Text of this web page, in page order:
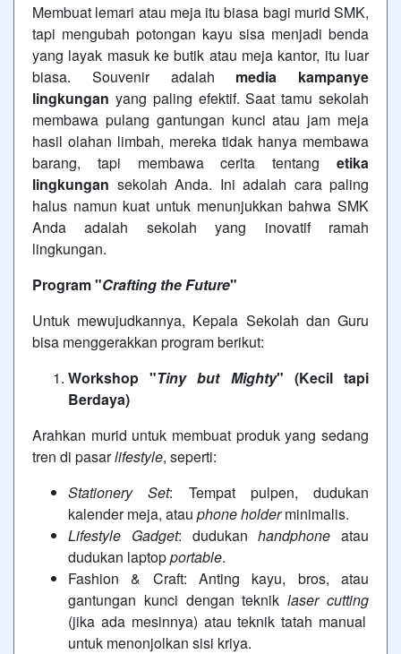
Membuat lemari atau meja itu biasa bagi murid SMK,
tapi mengubah potongan kayu sisa menjadi benda
yang layak masuk ke butik atau meja kantor, itu luar
biasa. Souvenir adalah media kampanye
lingkungan yang paling efektif. Saat tamu sekolah
membawa pulang gantungan kunci atau jam meja
hasil olahan limbah, mereka tidak hanya membawa
barang, tapi membawa cerita tentang etika
lingkungan sekolah Anda. Ini adalah cara paling
halus namun kuat untuk menunjukkan bahwa SMK
Anda adalah sekolah yang inovatif ramah
lingkungan.
Program "Crafting the Future"
Untuk mewujudkannya, Kepala Sekolah dan Guru
bisa menggerakkan program berikut:
Workshop "Tiny but Mighty" (Kecil tapi
Berdaya)
Arahkan murid untuk membuat produk yang sedang
tren di pasarlifestyle, seperti:
Stationery Set: Tempat pulpen, dudukan
kalender meja, atau phone holderminimalis.
Lifestyle Gadget: dudukanhandphone atau
dudukan laptopportable.
Fashion & Craft: Anting kayu, bros, atau
gantungan kunci dengan tekniklaser cutting
(jika ada mesinnya) atau teknik tatah manual
untuk menonjolkan sisi kriya.